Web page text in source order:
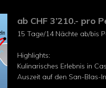
ab CHF 3’210.- pro
15 Tage/14 Nächte ab/bis
Highlights:
Kulinarisches Erlebnis in
Auszeit auf den San-Blas-